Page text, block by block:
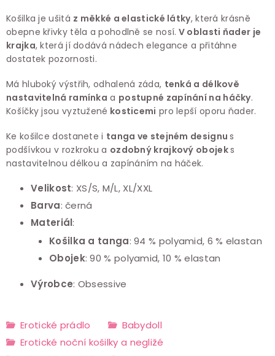
Košilka je ušitá z měkké a elastické látky, která krásně
obepne křivky těla a pohodlně se nosí. V oblasti ňader je
krajka, která jí dodává nádech elegance a přitáhne
dostatek pozornosti.
Má hluboký výstřih, odhalená záda, tenká a délkově
nastavitelná ramínka a postupné zapínání na háčky.
Košíčky jsou vyztužené kosticemi pro lepší oporu ňader.
Ke košilce dostanete i tanga ve stejném designus
podšívkou v rozkroku a ozdobný krajkový obojeks
nastavitelnou délkou a zapínáním na háček.
Velikost: XS/S, M/L, XL/XXL
Barva: černá
Materiál:
Košilka a tanga: 94 % polyamid, 6 % elastan
Obojek: 90 % polyamid, 10 % elastan
Výrobce: Obsessive
Erotické prádlo
Babydoll
Erotické noční košilky a negližé